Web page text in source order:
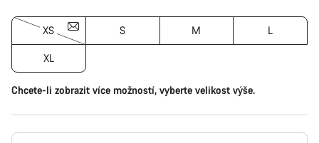
XS S M L
XL
Chcete-li zobrazit více možností, vyberte velikost výše.